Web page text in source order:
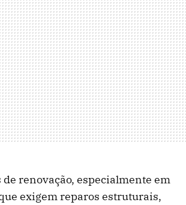
de renovação, especialmente em
exigem reparos estruturais,